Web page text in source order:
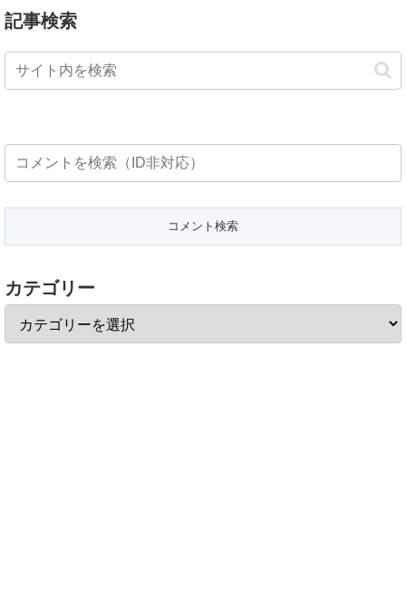
記事検索
カテゴリー